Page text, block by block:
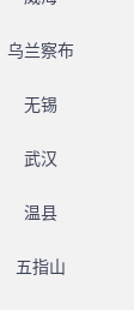
乌兰察布
无锡
武汉
温县
五指山